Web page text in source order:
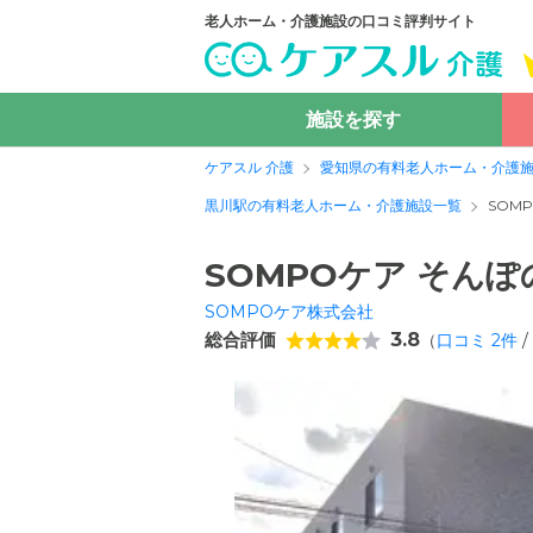
老人ホーム・介護施設の口コミ評判サイト
施設を探す
ケアスル 介護 愛知県の有料老人ホーム・介護
黒川駅の有料老人ホーム・介護施設一覧
SOMPOケア そん
SOMPOケア株式会社
総合評価 3.8 （口コミ 2件 /